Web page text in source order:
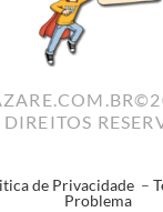
DIREITOS
de Privacidade –
Problema